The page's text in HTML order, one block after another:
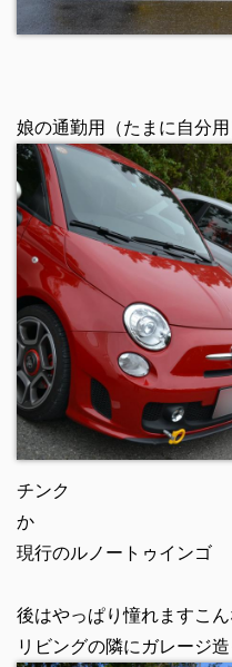
娘の通勤用（たまに自分用
チンク
か
現行のルノートゥインゴ
後はやっぱり憧れますこん
リビングの隣にガレージ